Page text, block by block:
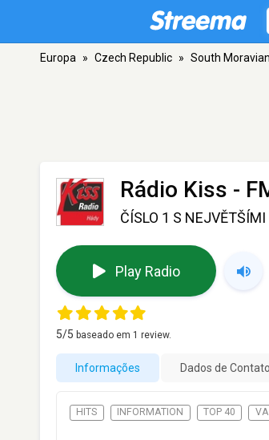
Europa » Czech Republic » South Moravian
Rádio Kiss -
ČÍSLO 1 S
Play Radio
5/5 baseado em 1 review.
Informações Dados de Contato
HITS INFORMATION TOP 40